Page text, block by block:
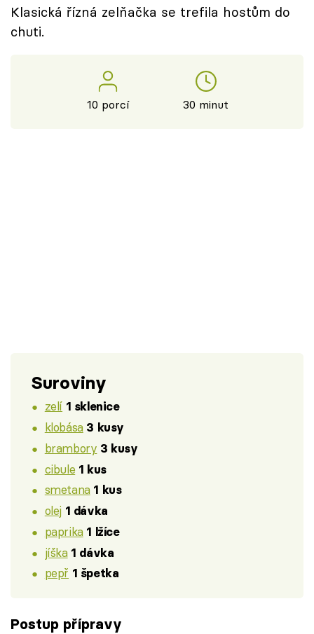
Těhotnej kuchař
Přihlášení
Klasická řízná zelňačka se trefila hostům do
chuti.
10 porcí 30 minut
Suroviny
zelí 1 sklenice
klobása 3 kusy
brambory 3 kusy
cibule 1 kus
smetana 1 kus
olej 1 dávka
paprika 1 lžíce
jíška 1 dávka
pepř 1 špetka
Postup přípravy